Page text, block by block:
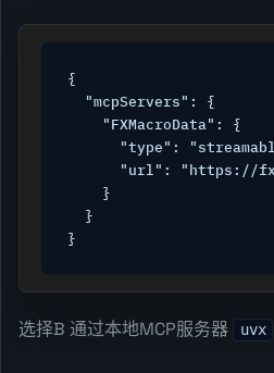
{
  "mcpServers": {
    "FXMacroData": {
"type":
"url": "https://
    }
  }
}
选择B 通过本地MCP服务器 uvx